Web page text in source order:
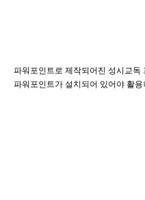
파워포인트로 제작되어진 성시교독
파워포인트가 설치되어 있어야 활용